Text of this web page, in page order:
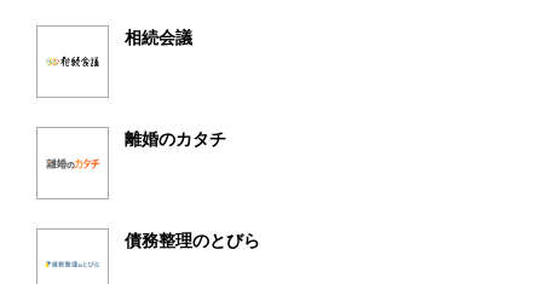
相続会議
離婚のカタチ
債務整理のとびら